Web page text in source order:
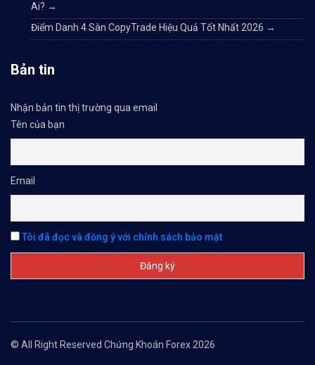
Ai? →
Điểm Danh 4 Sàn CopyTrade Hiệu Quả Tốt Nhất 2026 →
Bản tin
Nhận bản tin thị trường qua email
Tên của bạn
Email
Tôi đã đọc và đồng ý với chính sách bảo mật
© All Right Reserved Chứng Khoán Forex 2026